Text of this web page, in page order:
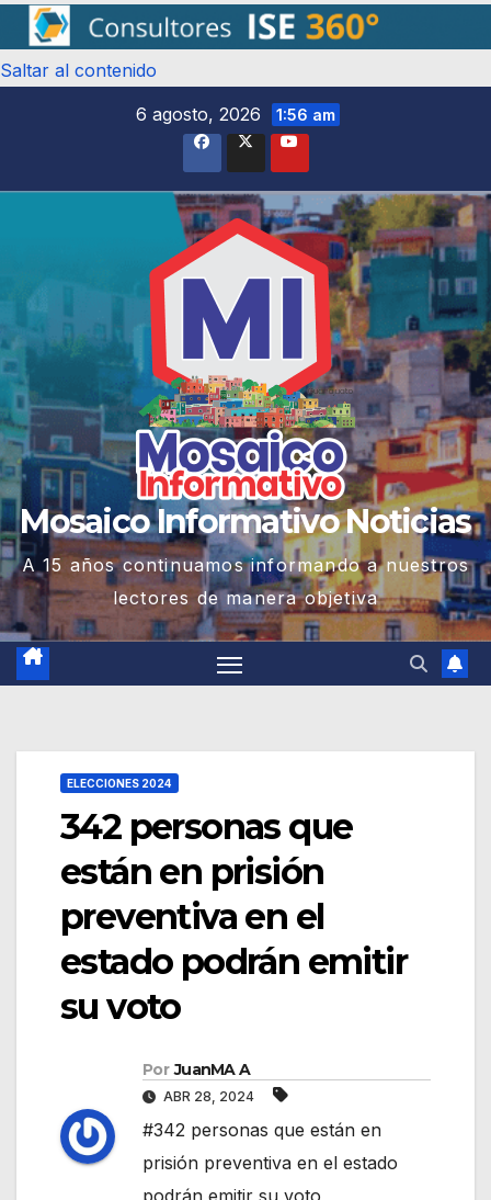
Saltar al contenido
6 agosto, 2026
1:56 am
Mosaico Informativo Noticias
A 15 años continuamos informando a nuestros
lectores de manera objetiva
ELECCIONES 2024
342 personas que
están en prisión
preventiva en el
estado podrán emitir
su voto
Por JuanMA A
ABR 28, 2024
#342 personas que están en
prisión preventiva en el estado